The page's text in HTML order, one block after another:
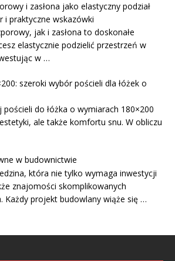
i zasłona jako elastyczny podział
i praktyczne wskazówki
jak i zasłona to doskonałe
elastycznie podzielić przestrzeń w
w …
szeroki wybór pościeli dla łóżek o
do łóżka o wymiarach 180×200
ale także komfortu snu. W obliczu
w budownictwie
która nie tylko wymaga inwestycji
znajomości skomplikowanych
Każdy projekt budowlany wiąże się …